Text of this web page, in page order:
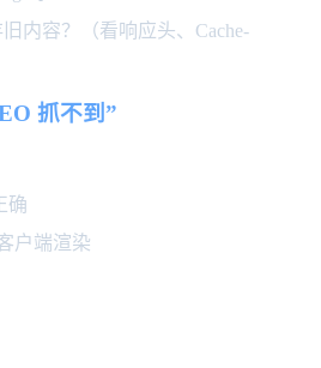
内容？（看响应头、Cache-
抓不到”
确
户端渲染